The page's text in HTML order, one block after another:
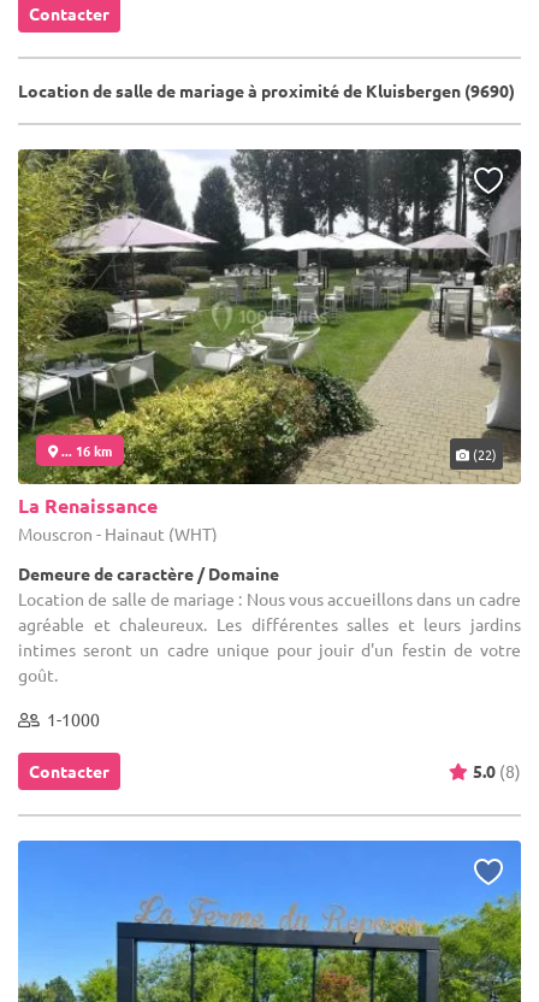
Contacter
Location de salle de mariage à proximité de Kluisbergen (9690)
... 16 km (22)
La Renaissance
Mouscron - Hainaut (WHT)
Demeure de caractère / Domaine
Location de salle de mariage : Nous vous accueillons dans un cadre
agréable et chaleureux. Les différentes salles et leurs jardins
intimes seront un cadre unique pour jouir d'un festin de votre
goût.
1-1000
Contacter 5.0 (8)